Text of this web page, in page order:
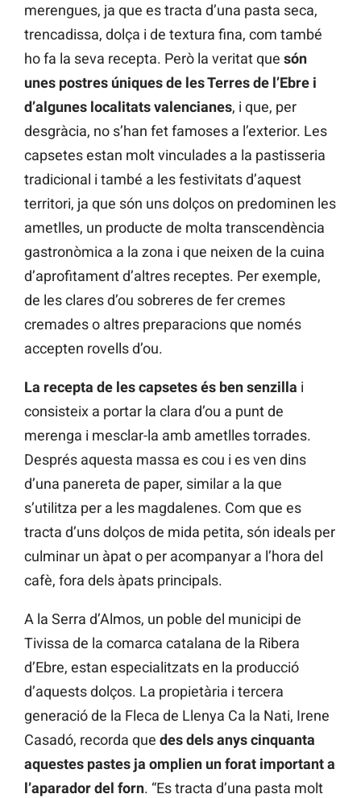
merengues, ja que es tracta d’una pasta seca,
trencadissa, dolça i de textura fina, com també
ho fa la seva recepta. Però la veritat que són
unes postres úniques de les Terres de l’Ebre i
d’algunes localitats valencianes, i que, per
desgràcia, no s’han fet famoses a l’exterior. Les
capsetes estan molt vinculades a la pastisseria
tradicional i també a les festivitats d’aquest
territori, ja que són uns dolços on predominen les
ametlles, un producte de molta transcendència
gastronòmica a la zona i que neixen de la cuina
d’aprofitament d’altres receptes. Per exemple,
de les clares d’ou sobreres de fer cremes
cremades o altres preparacions que només
accepten rovells d’ou.
La recepta de les capsetes és ben senzilla i
consisteix a portar la clara d’ou a punt de
merenga i mesclar-la amb ametlles torrades.
Després aquesta massa es cou i es ven dins
d’una panereta de paper, similar a la que
s’utilitza per a les magdalenes. Com que es
tracta d’uns dolços de mida petita, són ideals per
culminar un àpat o per acompanyar a l’hora del
cafè, fora dels àpats principals.
A la Serra d’Almos, un poble del municipi de
Tivissa de la comarca catalana de la Ribera
d’Ebre, estan especialitzats en la producció
d’aquests dolços. La propietària i tercera
generació de la Fleca de Llenya Ca la Nati, Irene
Casadó, recorda que des dels anys cinquanta
aquestes pastes ja omplien un forat important a
l’aparador del forn. “Es tracta d’una pasta molt